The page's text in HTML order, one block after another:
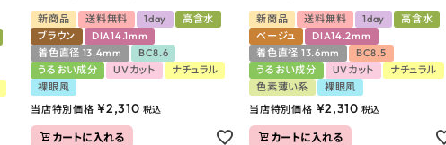
新商品 送料無料 1day
高含水
ブラウン
DIA14.1mm
着色直径 13.4mm
BC8.6
うるおい成分
UVカット
ナチュラル
裸眼風
当店特別価格 ¥2,310 税込
カートに入れる
新商品 送料無料 1day
高含水
ベージュ
DIA14.2mm
着色直径 13.6mm
BC8.5
うるおい成分
UVカット
ナチュラル
色素薄い系
裸眼風
当店特別価格 ¥2,310 税込
カートに入れる